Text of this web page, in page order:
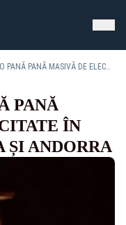
ALERTĂ DUPĂ O PANĂ PANĂ MASIVĂ DE ELECTRICITATE ÎN SPANIA, PORTUGALIA ȘI ANDORRA
PANĂ
ÎN
ȘI ANDORRA